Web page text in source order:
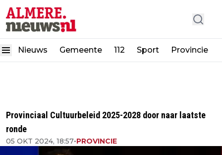
Nieuws Gemeente 112 Sport Provincie
Provinciaal Cultuurbeleid 2025-2028 door naar laatste
ronde
05 OKT 2024, 18:57•PROVINCIE